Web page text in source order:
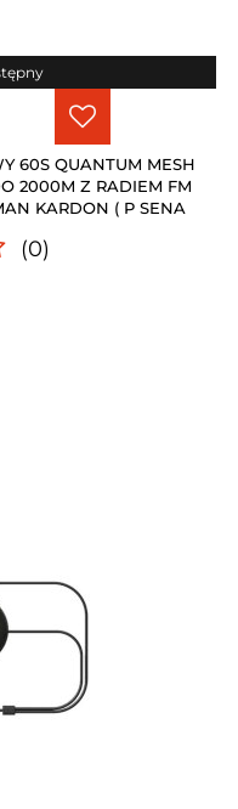
60S QUANTUM MESH
2000M Z RADIEM FM
KARDON ( P SENA
(0)